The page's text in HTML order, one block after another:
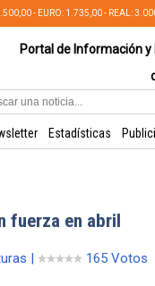
- EURO: 1.735,00 - REAL:
Portal de Información
Estadísticas
fuerza en abril
| 165 Votos